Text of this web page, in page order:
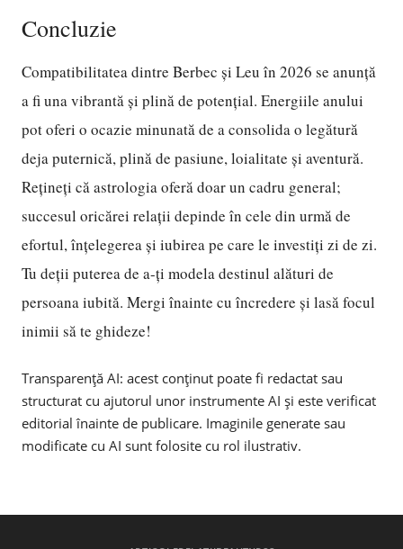
Concluzie
Compatibilitatea dintre Berbec și Leu în 2026 se anunță
a fi una vibrantă și plină de potențial. Energiile anului
pot oferi o ocazie minunată de a consolida o legătură
deja puternică, plină de pasiune, loialitate și aventură.
Rețineți că astrologia oferă doar un cadru general;
succesul oricărei relații depinde în cele din urmă de
efortul, înțelegerea și iubirea pe care le investiți zi de zi.
Tu deții puterea de a-ți modela destinul alături de
persoana iubită. Mergi înainte cu încredere și lasă focul
inimii să te ghideze!
Transparență AI: acest conținut poate fi redactat sau
structurat cu ajutorul unor instrumente AI și este verificat
editorial înainte de publicare. Imaginile generate sau
modificate cu AI sunt folosite cu rol ilustrativ.